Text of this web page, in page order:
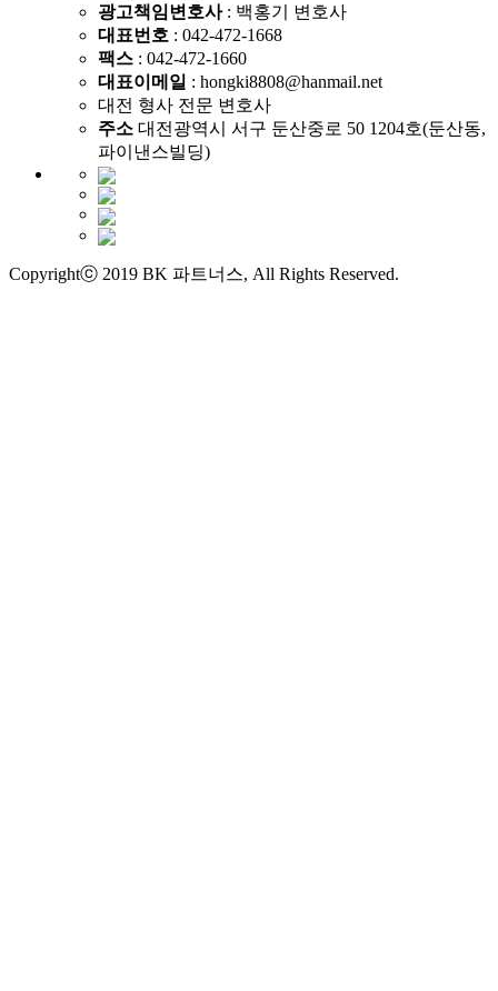
광고책임변호사: 백홍기 변호사
대표번호 : 042-472-1668
팩스 : 042-472-1660
대표이메일 : hongki8808@hanmail.net
대전 형사 전문 변호사
주소 대전광역시 서구 둔산중로 50 1204호(둔산동,
파이낸스빌딩)
Copyrightⓒ 2019 BK 파트너스, All Rights Reserved.